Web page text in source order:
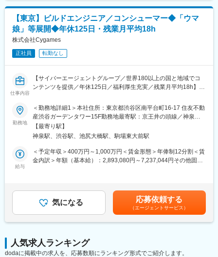
みやすいと思います。
また、社員の多くはパチンコ・パチスロが好きな社員が多いで
す。社員同士の情報交換も活発なのでプライベートでも業務でも
役立ちます。
好きな仕事をしながら働き方も十分に確保できる環境だからこそ
社員定着率もとても高いです。
当社は、大手ゲーム・遊技機メーカーのパチンコ・パチスロ開発
部門の一部が独立し、パチンコ・パチスロ機の業界トップクラス
して2014年に設立されました。
変更の範囲：会社の定める業務
基本的にはOJTとなりますが、先輩社員がしっかりとサポートい
たしますのでご安心ください。
■特徴・魅力：
・プライム市場上場のダイコク電機株式会社100%出資の子会社と
して平成27年10月1日に設立。
・年間休日125日で月残業平均20時間の為、日々オンオフのメリ
ハリをつけて働くことが可能な環境です。
■同社について：
ンコ・パチスロ遊技機の企画・開発・映像制作を手掛けていま
す。 部分的な制作・開発から、企画・映像制作・実装・検証のパ
ッケージ開発まで、 お客様のニーズに合わせフレキシブルに対応
いたします。
変更の範囲：会社の定める業務
【東京】ビルドエンジニア／コンシューマー◆「ウマ
娘」等展開◆年休125日・残業月平均18h
株式会社Cygames
正社員 転勤なし
仕事内容
【サイバーエージェントグループ／世界180以上の国と地域でコ
ンテンツを提供／年休125日／福利厚生充実／残業月平均18h】
■業務内容：【変更の範囲：会社の定める業務】
社内開発タイトルにおける、開発リソース管理、およびCI／CDに
関わる職務を担当いたします。
■業務詳細：
・タイトル毎のニーズに応じたCI／CD環境の構築と運用
・バージョン管理システムの構築と運用
■当社の特徴：
（1）「グランブルーファンタジー」「Shadowverse」など、オ
に働くことで、業界の中でのヒットを生み続ける企画立案ノウハ
ウを直接学ぶことができる環境です。
勤務地
＜勤務地詳細1＞本社住所：東京都渋谷区南平台町16-17 住友不動
産渋谷ガーデンタワー15F勤務地最寄駅：京王井の頭線／神泉駅
受動喫煙対策：その他（屋内原則禁煙（加熱式たばこ専用喫煙室
あり））＜勤務地詳細2＞青葉台タワー住所：東京都目黒区青葉台
受動喫煙対策：その他（屋内原則禁煙（加熱式たばこ専用喫煙室
あり））変更の範囲：本文参照
【最寄り駅】
神泉駅、渋谷駅、池尻大橋駅、駒場東大前駅
給与
＜予定年収＞400万円～1,000万円＜賃金形態＞年俸制12分割＜賃
金内訳＞年額（基本給）：2,893,080円～7,237,044円その他固定
（一律手当を含む）＜昇給有無＞有＜残業手当＞有＜給与補足＞※
経験・能力を考慮の上、当社規定により決定※年俸外の半期業績イ
ンセンティブ制度あり※その他固定手当て詳細：深夜割増手当20
時間分■評価・報酬：半期ごとに評価します。 評価に応じて年俸
／38歳賃金はあくまでも目安の金額であり、選考を通じて上下す
る可能性があります。月給(月額)は固定手当を含めた表記です。
気になる 応募依頼する
（エージェントサービス）
人気求人ランキング
dodaに掲載中の求人を、応募数順にランキング形式でご紹介します。